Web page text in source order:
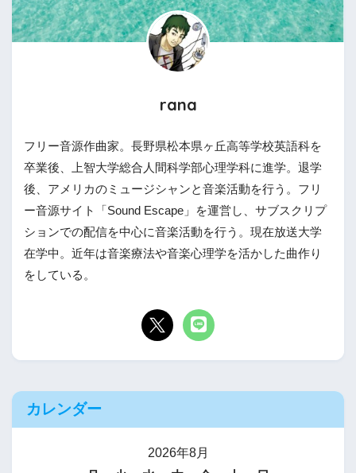
rana
フリー音源作曲家。長野県松本県ヶ丘高等学校英語科を
卒業後、上智大学総合人間科学部心理学科に進学。退学
後、アメリカのミュージシャンと音楽活動を行う。フリ
ー音源サイト「Sound Escape」を運営し、サブスクリプ
ションでの配信を中心に音楽活動を行う。現在放送大学
在学中。近年は音楽療法や音楽心理学を活かした曲作り
をしている。
カレンダー
2026年8月